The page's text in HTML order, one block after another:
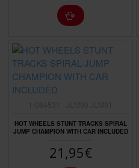
HOT WHEELS STUNT TRACKS SPIRAL
JUMP CHAMPION WITH CAR INCLUDED
21,95€